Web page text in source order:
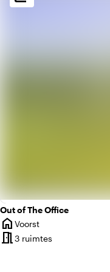
Out of The Office
home
Plaats
Voorst
meeting_room3 ruimtes